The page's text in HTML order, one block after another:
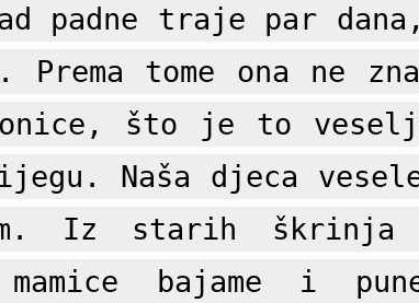
padne traje par
Prema tome ona ne
što je to
Naša djeca
Iz starih škrinja
bajame i